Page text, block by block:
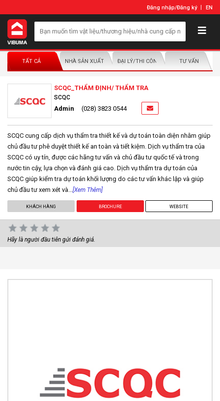
Đăng nhập/Đăng ký EN
TẤT CẢ NHÀ SẢN XUẤT/NHÀ PHÂN PHỐIĐẠI LÝ/THI CÔNG LẮP ĐẶTTƯ VẤN
SCQC_THẨM ĐỊNH/ THẨM TRA
SCQC
Admin (028) 3823 0544
SCQC cung cấp dịch vụ thẩm tra thiết kế và dự toán toàn diện nhằm giúp
chủ đầu tư phê duyệt thiết kế an toàn và tiết kiệm. Dịch vụ thẩm tra của
SCQC có uy tín, được các hãng tư vấn và chủ đầu tư quốc tế và trong
nước tin cậy, lựa chọn và đánh giá cao. Dịch vụ thẩm tra dự toán của
SCQC giúp kiểm tra dự toán khối lượng do các tư vấn khác lập và giúp
chủ đầu tư xem xét và... [Xem Thêm]
KHÁCH HÀNG BROCHURE WEBSITE
Hãy là người đầu tiên gửi đánh giá.